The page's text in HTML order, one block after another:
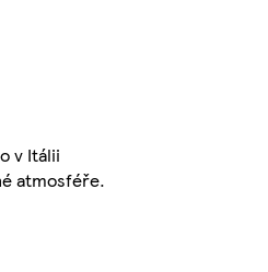
v Itálii
atmosféře.